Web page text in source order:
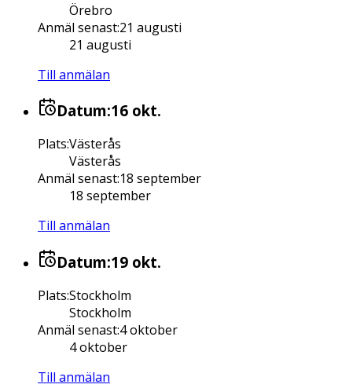
Örebro
Anmäl senast:21 augusti
21 augusti
Till anmälan
Datum:16 okt.
Plats:Västerås
Västerås
Anmäl senast:18 september
18 september
Till anmälan
Datum:19 okt.
Plats:Stockholm
Stockholm
Anmäl senast:4 oktober
4 oktober
Till anmälan